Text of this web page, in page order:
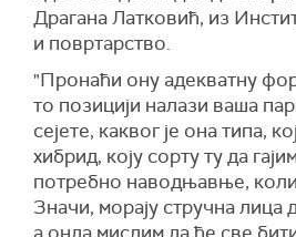
Драгана Латковић, из
и повртарство.
"Пронаћи ону адекватну
то позицији налази ваша
сејете, каквог је она типа,
хибрид, коју сорту ту да
потребно наводњавње,
Значи, морају стручна лица